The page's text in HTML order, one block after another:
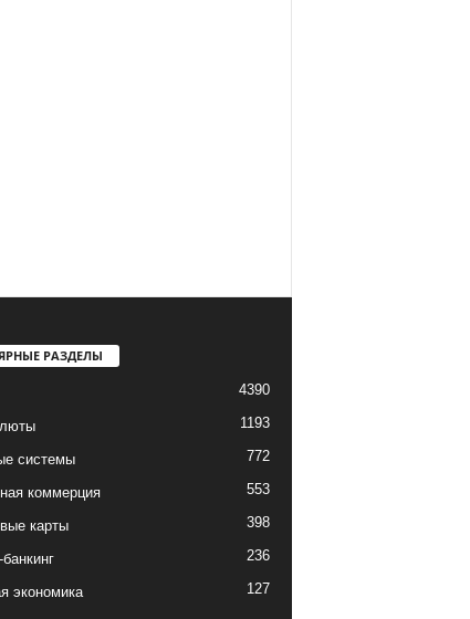
РАЗДЕЛЫ
4390
1193
системы 772
коммерция 553
карты 398
236
экономика 127